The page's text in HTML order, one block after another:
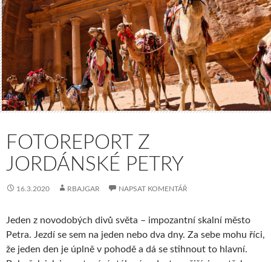
FOTOREPORT Z
JORDÁNSKÉ PETRY
16.3.2020 RBAJGAR NAPSAT KOMENTÁŘ
Jeden z novodobých divů světa – impozantní skalní město
Petra. Jezdí se sem na jeden nebo dva dny. Za sebe mohu říci,
že jeden den je úplně v pohodě a dá se stihnout to hlavní.